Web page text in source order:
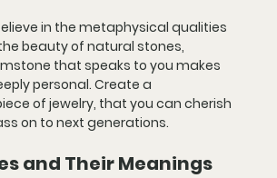
in the metaphysical qualities
beauty of natural stones,
that speaks to you makes
personal. Create a
of jewelry, that you can cherish
on to next generations.
and Their Meanings